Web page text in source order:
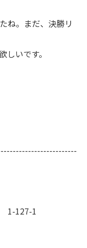
ね。まだ、決勝リ
いです。
1-127-1